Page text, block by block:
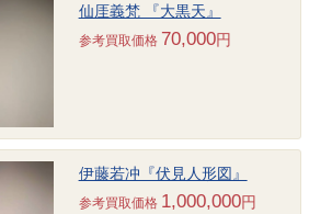
仙厓義梵 『大黒天』
参考買取価格 70,000円
伊藤若冲『伏見人形図』
参考買取価格 1,000,000円